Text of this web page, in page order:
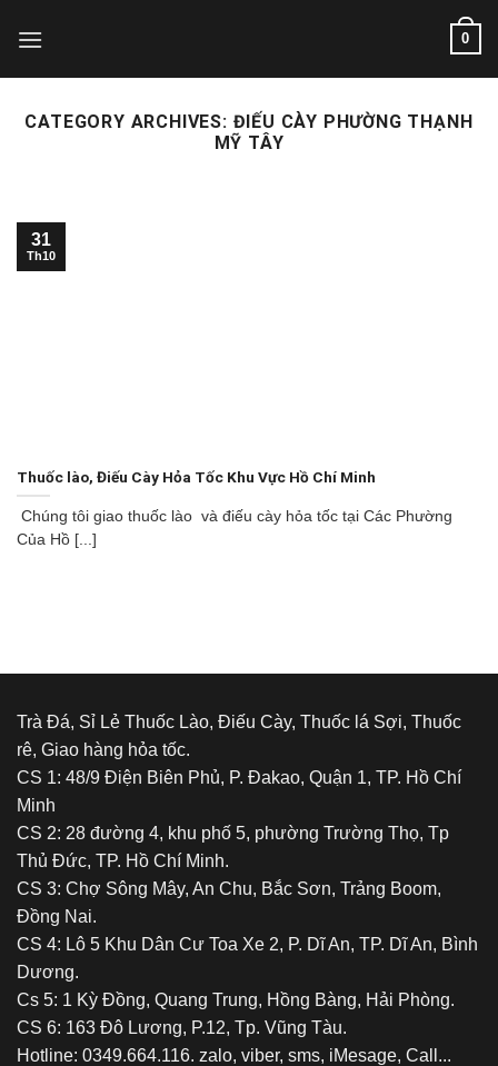
0
CATEGORY ARCHIVES: ĐIẾU CÀY PHƯỜNG THẠNH
MỸ TÂY
Thuốc lào, Điếu Cày Hỏa Tốc Khu Vực Hồ Chí Minh
Chúng tôi giao thuốc lào và điếu cày hỏa tốc tại Các Phường
Của Hồ [...]
31
Th10
Trà Đá, Sỉ Lẻ Thuốc Lào, Điếu Cày, Thuốc lá Sợi, Thuốc
rê, Giao hàng hỏa tốc.
CS 1: 48/9 Điện Biên Phủ, P. Đakao, Quận 1, TP. Hồ Chí
Minh
CS 2: 28 đường 4, khu phố 5, phường Trường Thọ, Tp
Thủ Đức, TP. Hồ Chí Minh.
CS 3: Chợ Sông Mây, An Chu, Bắc Sơn, Trảng Boom,
Đồng Nai.
CS 4: Lô 5 Khu Dân Cư Toa Xe 2, P. Dĩ An, TP. Dĩ An, Bình
Dương.
Cs 5: 1 Kỳ Đồng, Quang Trung, Hồng Bàng, Hải Phòng.
CS 6: 163 Đô Lương, P.12, Tp. Vũng Tàu.
Hotline: 0349.664.116. zalo, viber, sms, iMesage, Call...